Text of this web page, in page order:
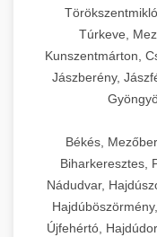
Túrkeve,
Kunszentmárton,
Jászberény,
Békés,
Biharkeresztes,
Nádudvar,
Újfehértó,